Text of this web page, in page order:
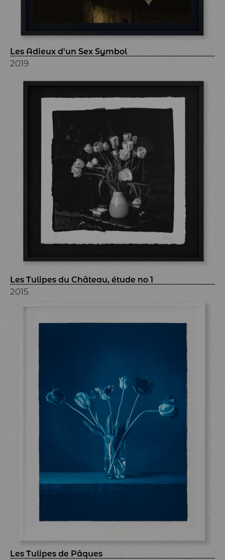
Les Adieux d'un Sex Symbol
2019
Les Tulipes du Château, étude no 1
2015
Les Tulipes de Pâques